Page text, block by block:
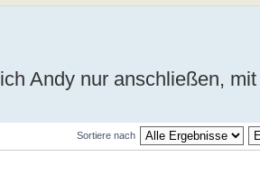
Andy nur anschließen,
Sortiere nach